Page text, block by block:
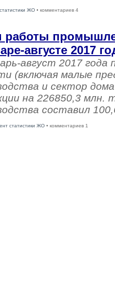
ЖО • комментариев 4
работы
августе 2017
август 2017
(включая малые
и сектор
на 226850,3 млн.
составил
статистики ЖО • комментариев 1